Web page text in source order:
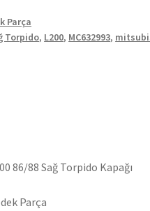
Parça
Torpido, L200, MC632993,
86/88 Sağ Torpido Kapağı
Parça